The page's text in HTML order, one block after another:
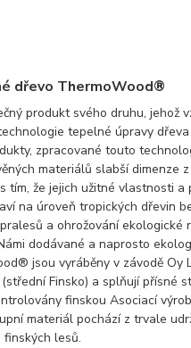
dřevo ThermoWood®
produkt svého druhu, jehož
tepelné úpravy dřeva
zpracované touto
materiálů slabší dimenze
tím, že jejich užitné vlastnosti a
na úroveň tropických dřevin
a ohrožování ekologické
dodávané a naprosto
jsou vyráběny v závodě Oy
Finsko) a splňují přísné
finskou Asociací
materiál pochází z trvale
lesů.